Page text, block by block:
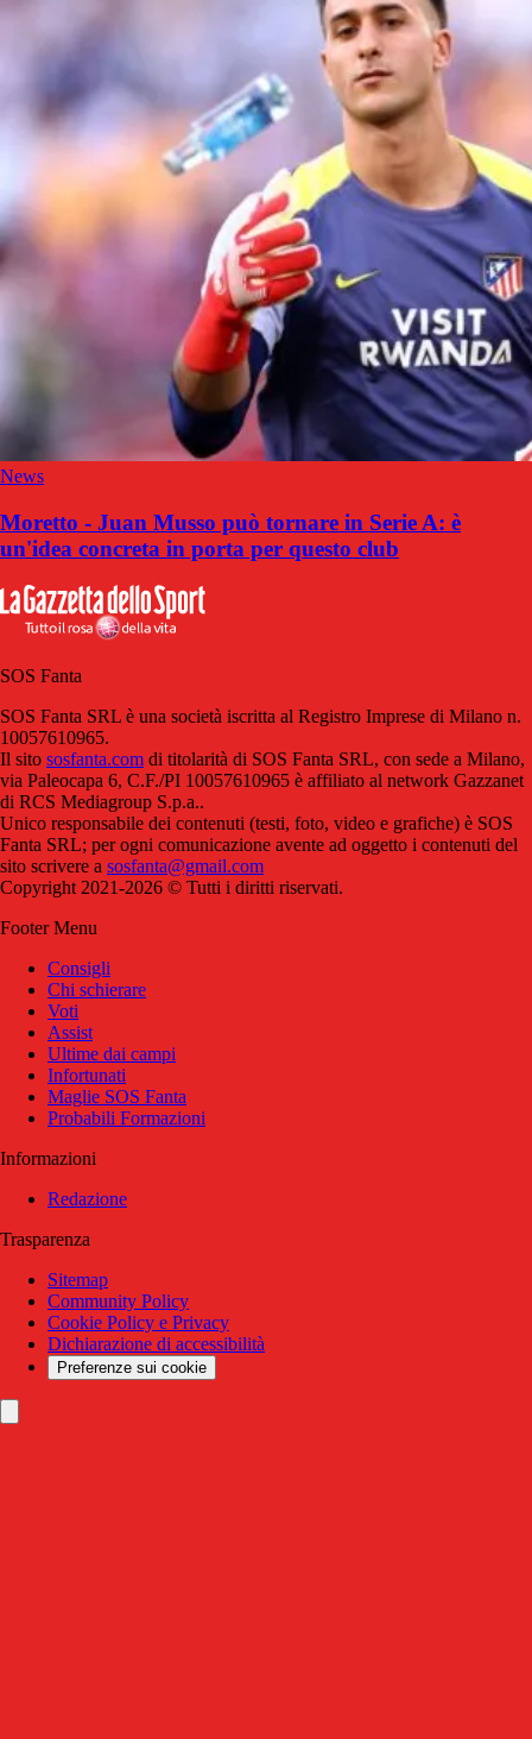
News
Moretto - Juan Musso può tornare in Serie A: è
un'idea concreta in porta per questo club
SOS Fanta
SOS Fanta SRL è una società iscritta al Registro Imprese di Milano n.
10057610965.
Il sito sosfanta.com di titolarità di SOS Fanta SRL, con sede a Milano,
via Paleocapa 6, C.F./PI 10057610965 è affiliato al network Gazzanet
di RCS Mediagroup S.p.a..
Unico responsabile dei contenuti (testi, foto, video e grafiche) è SOS
Fanta SRL; per ogni comunicazione avente ad oggetto i contenuti del
sito scrivere a sosfanta@gmail.com
Copyright 2021-2026 © Tutti i diritti riservati.
Footer Menu
Consigli
Chi schierare
Voti
Assist
Ultime dai campi
Infortunati
Maglie SOS Fanta
Probabili Formazioni
Informazioni
Redazione
Trasparenza
Sitemap
Community Policy
Cookie Policy e Privacy
Dichiarazione di accessibilità
Preferenze sui cookie